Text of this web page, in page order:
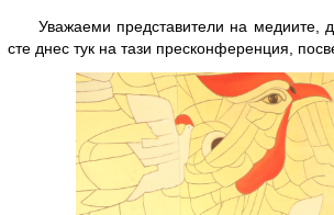
Уважаеми представители на
сте днес тук на тази пресконференция,